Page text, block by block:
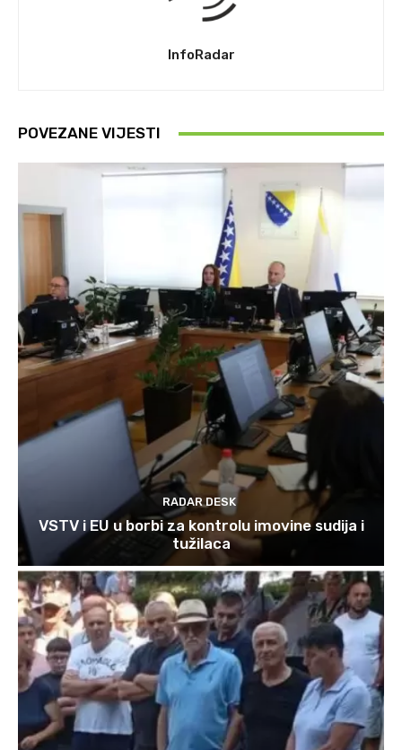
InfoRadar
POVEZANE VIJESTI
RADAR DESK
VSTV i EU u borbi za kontrolu imovine sudija i
tužilaca